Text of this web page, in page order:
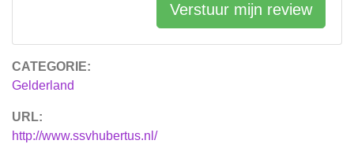
CATEGORIE:
Gelderland
URL:
http://www.ssvhubertus.nl/
Verstuur mijn review